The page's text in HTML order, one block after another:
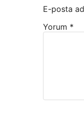
E-posta
Yorum *